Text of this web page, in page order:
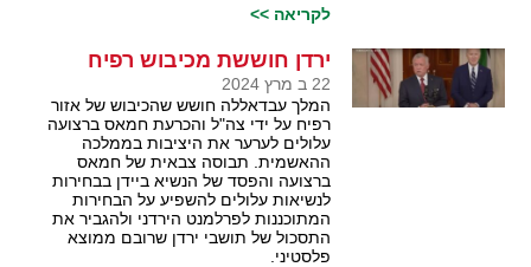
לקריאה >>
ירדן חוששת מכיבוש רפיח
22 ב מרץ 2024
המלך עבדאללה חושש שהכיבוש של אזור
רפיח על ידי צה"ל והכרעת חמאס ברצועה
עלולים לערער את היציבות בממלכה
ההאשמית. תבוסה צבאית של חמאס
ברצועה והפסד של הנשיא ביידן בבחירות
לנשיאות עלולים להשפיע על הבחירות
המתוכננות לפרלמנט הירדני ולהגביר את
התסכול של תושבי ירדן שרובם ממוצא
פלסטיני.